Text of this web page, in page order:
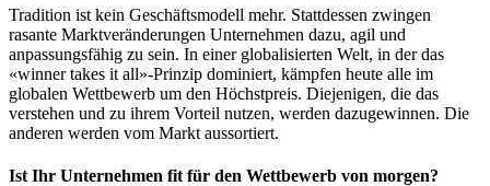
Tradition ist kein Geschäftsmodell mehr. Stattdessen zwingen
rasante Marktveränderungen Unternehmen dazu, agil und
anpassungsfähig zu sein. In einer globalisierten Welt, in der das
«winner takes it all»-Prinzip dominiert, kämpfen heute alle im
globalen Wettbewerb um den Höchstpreis. Diejenigen, die das
verstehen und zu ihrem Vorteil nutzen, werden dazugewinnen. Die
anderen werden vom Markt aussortiert.
Ist Ihr Unternehmen fit für den Wettbewerb von morgen?